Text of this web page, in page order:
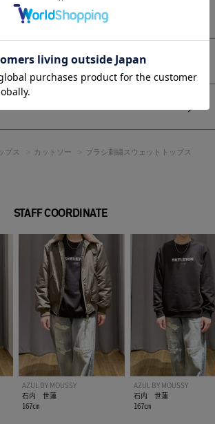
ョンになっていますが、見え方には個体差が
、着用サイズ：Lサイズ
照射や角度、お使いのモニター環境によ
なる場合がございます。
の際は、アテンションタグをご確認くださ
もっと見る
プス カットソー ブラシ刺繍スウェットトップス
STAFF COORDINATE
AZUL BY MOUSSY
石内 世蓮
167㎝
AZUL BY MOUSSY
石内 世蓮
167㎝